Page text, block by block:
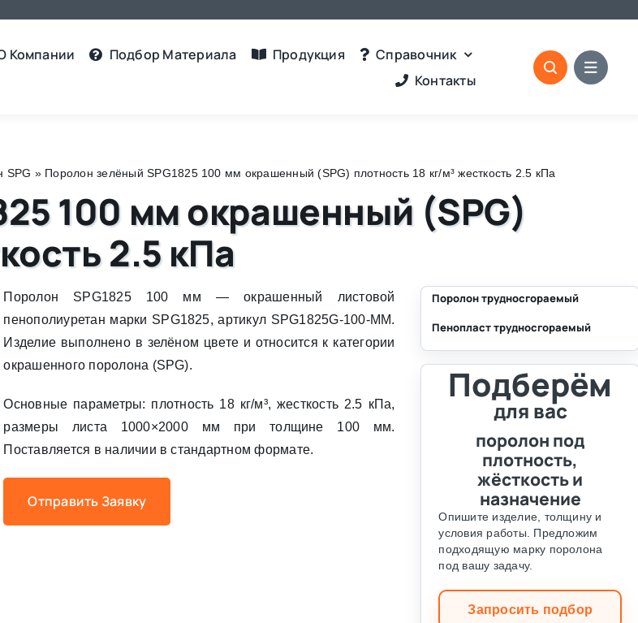
Компании Подбор Материалa Продукция
Справочник
Контакты
SPG » Поролон зелёный SPG1825 100 мм окрашенный (SPG) плотность 18 кг/м³ жесткость 2.5 кПа
100 мм окрашенный (SPG)
2.5 кПа
Поролон SPG1825 100 мм — окрашенный листовой
пенополиуретан марки SPG1825, артикул SPG1825G-100-MM.
Изделие выполнено в зелёном цвете и относится к категории
окрашенного поролона (SPG).
Основные параметры: плотность 18 кг/м³, жесткость 2.5 кПа,
размеры листа 1000×2000 мм при толщине 100 мм.
Поставляется в наличии в стандартном формате.
Отправить Заявку
Поролон трудносгораемый
Пенопласт трудносгораемый
Подберём
для вас
поролон под
плотность,
жёсткость и
назначение
Опишите изделие, толщину и
условия работы. Предложим
подходящую марку поролона
под вашу задачу.
Запросить подбор